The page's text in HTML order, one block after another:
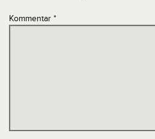
Kommentar *